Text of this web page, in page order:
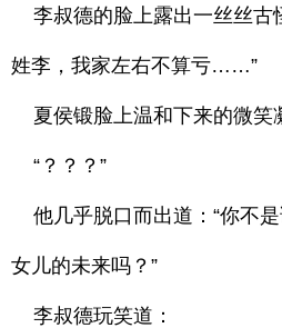
李叔德的脸上露出一丝丝古
姓李，我家左右不算亏……”
夏侯锻脸上温和下来的微笑
“？？？”
他几乎脱口而出道：“你不
女儿的未来吗？”
李叔德玩笑道：